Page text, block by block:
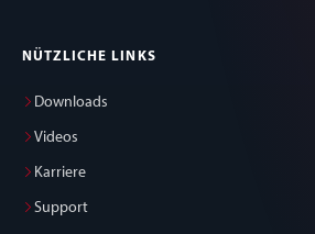
NÜTZLICHE LINKS
Downloads
Videos
Karriere
Support